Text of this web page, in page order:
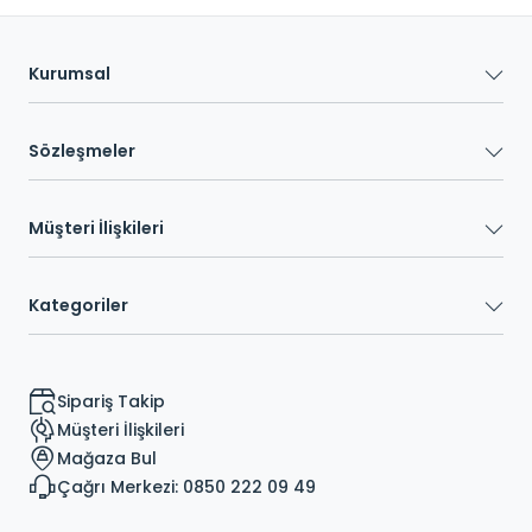
Kurumsal
Sözleşmeler
Müşteri İlişkileri
Kategoriler
Sipariş Takip
Müşteri İlişkileri
Mağaza Bul
Çağrı Merkezi: 0850 222 09 49